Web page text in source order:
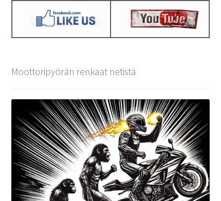
Moottoripyörän renkaat netistä